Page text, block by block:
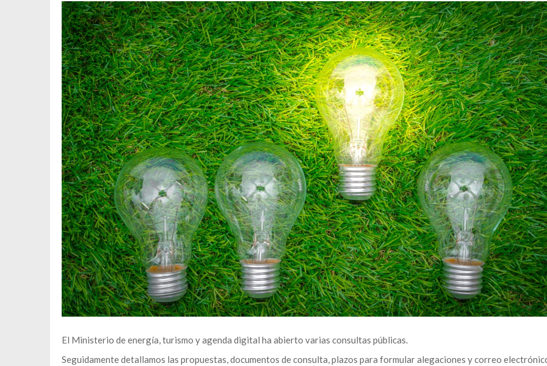
El Ministerio de energía, turismo y agenda digital ha abierto varias consultas públicas.
Seguidamente detallamos las propuestas, documentos de consulta, plazos para formular alegaciones y correo